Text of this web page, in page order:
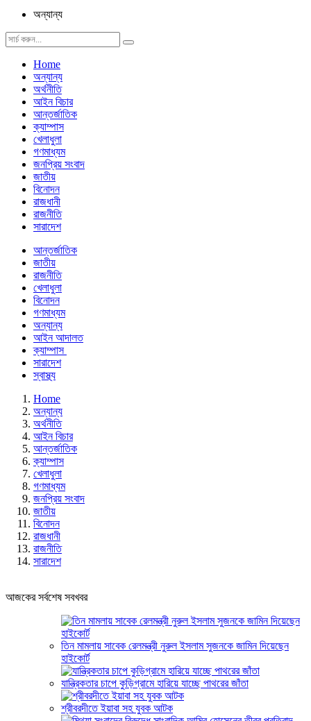
অন্যান্য
Home
অন্যান্য
অর্থনীতি
আইন বিচার
আন্তর্জাতিক
ক্যাম্পাস
খেলাধুলা
গণমাধ্যম
জনপ্রিয় সংবাদ
জাতীয়
বিনোদন
রাজধানী
রাজনীতি
সারাদেশ
আন্তর্জাতিক
জাতীয়
রাজনীতি
খেলাধুলা
বিনোদন
গণমাধ্যম
অন্যান্য
আইন আদালত
ক্যাম্পাস
সারাদেশ
স্বাস্থ্য
Home
অন্যান্য
অর্থনীতি
আইন বিচার
আন্তর্জাতিক
ক্যাম্পাস
খেলাধুলা
গণমাধ্যম
জনপ্রিয় সংবাদ
জাতীয়
বিনোদন
রাজধানী
রাজনীতি
সারাদেশ
আজকের সর্বশেষ সবখবর
তিন মামলায় সাবেক রেলমন্ত্রী নুরুল ইসলাম সুজনকে জামিন দিয়েছেন
হাইকোর্ট
যান্ত্রিকতার চাপে কুড়িগ্রামে হারিয়ে যাচ্ছে পাথরের জাঁতা
শ্রীবরদীতে ইয়াবা সহ যুবক আটক